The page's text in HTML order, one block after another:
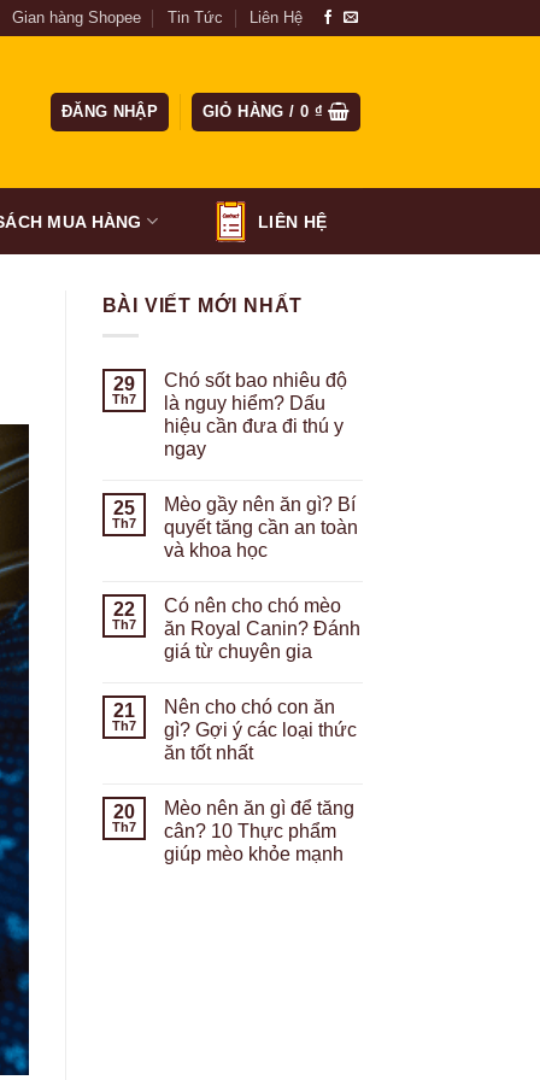
Gian hàng Shopee Tin Tức Liên Hệ
ĐĂNG NHẬP GIỎ HÀNG / 0 ₫
MUA HÀNG LIÊN HỆ
BÀI VIẾT MỚI NHẤT
29
Th7
Chó sốt bao nhiêu độ
là nguy hiểm? Dấu
hiệu cần đưa đi thú y
ngay
25
Th7
Mèo gầy nên ăn gì? Bí
quyết tăng cần an toàn
và khoa học
22
Th7
Có nên cho chó mèo
ăn Royal Canin? Đánh
giá từ chuyên gia
21
Th7
Nên cho chó con ăn
gì? Gợi ý các loại thức
ăn tốt nhất
20
Th7
Mèo nên ăn gì để tăng
cân? 10 Thực phẩm
giúp mèo khỏe mạnh